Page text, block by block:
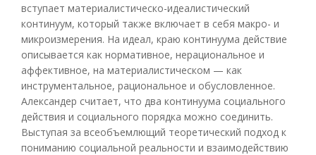
вступает материалистическо-идеалистический
континуум, который также включает в себя макро- и
микроизмерения. На идеал, краю континуума действие
описывается как нормативное, нерациональное и
аффективное, на материалистическом — как
инструментальное, рациональное и обусловленное.
Александер считает, что два континуума социального
действия и социального порядка можно соединить.
Выступая за всеобъемлющий теоретический подход к
пониманию социальной реальности и взаимодействию